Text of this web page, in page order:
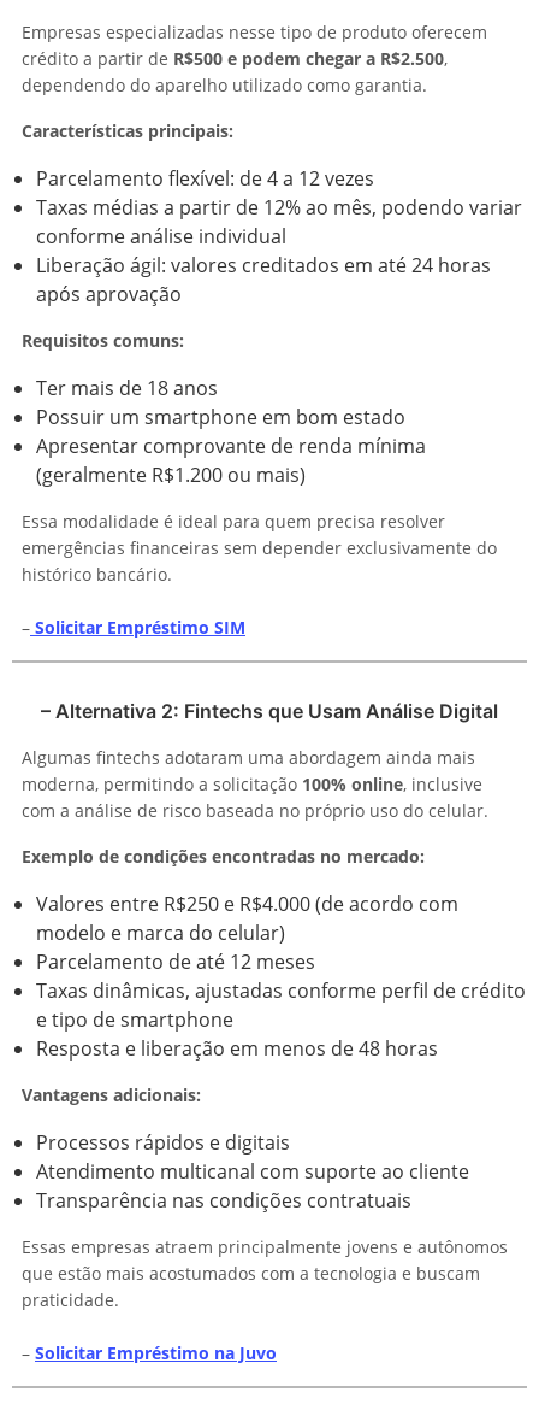
Empresas especializadas nesse tipo de produto oferecem
crédito a partir de R$500 e podem chegar a R$2.500,
dependendo do aparelho utilizado como garantia.
Características principais:
Parcelamento flexível: de 4 a 12 vezes
Taxas médias a partir de 12% ao mês, podendo variar
conforme análise individual
Liberação ágil: valores creditados em até 24 horas
após aprovação
Requisitos comuns:
Ter mais de 18 anos
Possuir um smartphone em bom estado
Apresentar comprovante de renda mínima
(geralmente R$1.200 ou mais)
Essa modalidade é ideal para quem precisa resolver
emergências financeiras sem depender exclusivamente do
histórico bancário.
– Solicitar Empréstimo SIM
– Alternativa 2: Fintechs que Usam Análise Digital
Algumas fintechs adotaram uma abordagem ainda mais
moderna, permitindo a solicitação 100% online, inclusive
com a análise de risco baseada no próprio uso do celular.
Exemplo de condições encontradas no mercado:
Valores entre R$250 e R$4.000 (de acordo com
modelo e marca do celular)
Parcelamento de até 12 meses
Taxas dinâmicas, ajustadas conforme perfil de crédito
e tipo de smartphone
Resposta e liberação em menos de 48 horas
Vantagens adicionais:
Processos rápidos e digitais
Atendimento multicanal com suporte ao cliente
Transparência nas condições contratuais
Essas empresas atraem principalmente jovens e autônomos
que estão mais acostumados com a tecnologia e buscam
praticidade.
– Solicitar Empréstimo na Juvo